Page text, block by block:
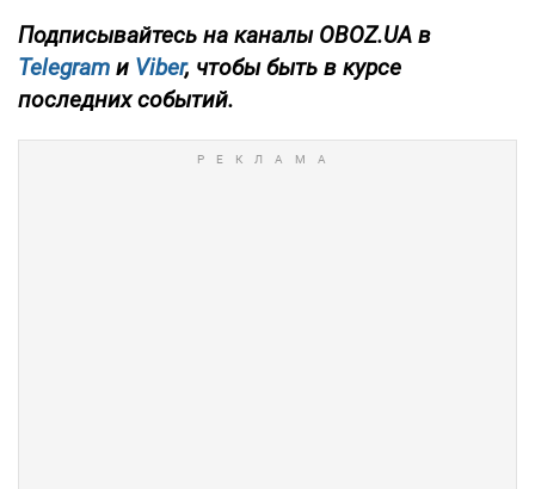
Подписывайтесь на каналы OBOZ.UA в
Telegram и Viber, чтобы быть в курсе
последних событий.